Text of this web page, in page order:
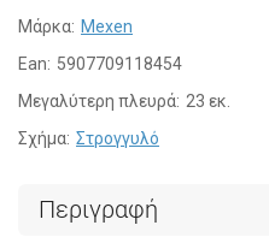
Μάρκα: Mexen
Ean: 5907709118454
Μεγαλύτερη πλευρά: 23 εκ.
Σχήμα: Στρογγυλό
Περιγραφή